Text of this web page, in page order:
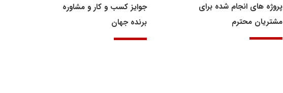
پروژه های انجام شده برای
مشتریان محترم
جوایز کسب و کار و مشاوره
برنده جهان